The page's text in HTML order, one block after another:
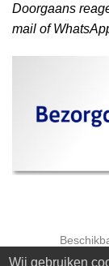
Doorgaans
mail of
Wij gebruiken